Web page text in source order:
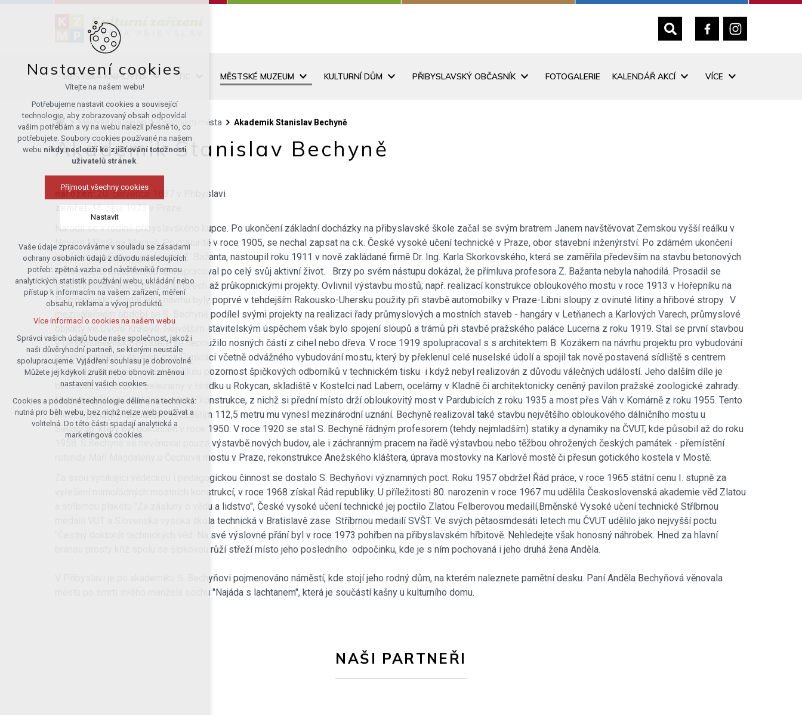
MĚSTSKÁ KNIHOVNA TIC MĚSTSKÉ MUZEUM KULTURNÍ DŮM PŘIBYSLAVSKÝ OBČASNÍK FOTOGALERIE KALENDÁŘ AKCÍ VÍCE
Městské muzeum Osobnosti města Akademik Stanislav Bechyně
Akademik Stanislav Bechyně
narozen:20. července 1887 v Přibyslavi
zemřel:
15. října 1973 v Praze
Narodil se v rodině přibyslavského kupce. Po ukončení základní docházky na přibyslavské škole začal se svým bratrem Janem navštěvovat Zemskou vyšší reálku v
Novém Městě na Moravě. Po maturitě v roce 1905, se nechal zapsat na c.k. České vysoké učení technické v Praze, obor stavební inženýrství. Po zdárném ukončení
studia a na přímluvu profesora Z. Bažanta, nastoupil roku 1911 v nově zakládané firmě Dr. Ing. Karla Skorkovského, která se zaměřila především na stavbu betonových
konstrukcí.S touto firmou spolupracoval po celý svůj aktivní život. Brzy po svém nástupu dokázal, že přímluva profesora Z. Bažanta nebyla nahodilá. Prosadil se
svými vynikajícími, v mnoha směrech až průkopnickými projekty. Ovlivnil výstavbu mostů; např. realizací konstrukce obloukového mostu v roce 1913 v Hořepníku na
Pelhřimovsku. Podle jeho návrhu byly poprvé v tehdejším Rakousko-Uhersku použity při stavbě automobilky v Praze-Libni sloupy z ovinuté litiny a hřibové stropy. V
meziválečném období se S. Bechyně podílel svými projekty na realizaci řady průmyslových a mostních staveb - hangáry v Letňanech a Karlových Varech, průmyslové
objekty ve Dvoře Králové. Největším stavitelským úspěchem však bylo spojení sloupů a trámů při stavbě pražského paláce Lucerna z roku 1919. Stal se první stavbou
v Československu, při které se nepoužilo nosných částí z cihel nebo dřeva. V roce 1919 spolupracoval s s architektem B. Kozákem na návrhu projektu pro vybudování
nového sídliště v Nuslích a na Pankráci včetně odvážného vybudování mostu, který by překlenul celé nuselské údolí a spojil tak nově postavená sídliště s centrem
Prahy. Tento projekt vzbudil velikou pozornost špičkových odborníků v technickém tisku i když nebyl realizován z důvodu válečných událostí. Jeho dalším díle je
betonová konstrukce železárny v Hrádku u Rokycan, skladiště v Kostelci nad Labem, ocelárny v Kladně či architektonicky ceněný pavilon pražské zoologické zahrady.
Nejznámější jsou však jeho mostní konstrukce, z nichž si přední místo drží obloukovitý most v Pardubicích z roku 1935 a most přes Váh v Komárně z roku 1955. Tento
most s plochým obloukem s rozpětím 112,5 metru mu vynesl mezinárodní uznání. Bechyně realizoval také stavbu největšího obloukového dálničního mostu u
Senohrab, který byl dokončen v roce 1950. V roce 1920 se stal S. Bechyně řádným profesorem (tehdy nejmladším) statiky a dynamiky na ČVUT, kde působil až do roku
1958. S.Bechyně se nevěnoval pouze výstavbě nových budov, ale i záchranným pracem na řadě výstavbou nebo těžbou ohrožených českých památek - přemístění
rotundy Máří Magdaleny u Čechova mostu v Praze, rekonstrukce Anežského kláštera, úprava mostovky na Karlově mostě či přesun gotického kostela v Mostě.
Za svou vynikající vědeckou i pedagogickou činnost se dostalo S. Bechyňovi významných poct. Roku 1957 obdržel Řád práce, v roce 1965 státní cenu I. stupně za
vyřešení mimořádných mostních konstrukcí, v roce 1968 získal Řád republiky. U příležitosti 80. narozenin v roce 1967 mu udělila Československá akademie věd Zlatou
a stříbrnou plaketu "Za zásluhy o vědu a lidstvo", České vysoké učení technické jej poctilo Zlatou Felberovou medailí,Brněnské Vysoké učení technické Stříbrnou
medailí VUT a Slovenská vysoká škola technická v Bratislavě zase Stříbrnou medailí SVŠT. Ve svých pětaosmdesáti letech mu ČVUT udělilo jako nejvyšší poctu
"Čestný doktorát technických věd. Na své výslovné přání byl v roce 1973 pohřben na přibyslavském hřbitově. Nehledejte však honosný náhrobek. Hned za hlavní
bránou prostý kříž spolu se šípkovou růží střeží místo jeho posledního odpočinku, kde je s ním pochovaná i jeho druhá žena Anděla.
V Přibyslavi je po akademiku S. Bechyňovi pojmenováno náměstí, kde stojí jeho rodný dům, na kterém naleznete pamětní desku. Paní Anděla Bechyňová věnovala
městu po smrti svého manžela sochu "Najáda s lachtanem", která je součástí kašny u kulturního domu.
NAŠI PARTNEŘI
Nastavení cookies
Vítejte na našem webu!
Potřebujeme nastavit cookies a související
technologie, aby zobrazovaný obsah odpovídal
vašim potřebám a vy na webu nalezli přesně to, co
potřebujete. Soubory cookies používané na našem
webu nikdy neslouží ke zjišťování totožnosti
uživatelů stránek.
Přijmout všechny cookies
Nastavit
Technická cookies
nutná pro provozování webu
udržení kontextu stránek (session):
případná přihlášení, volby jazyka, apod.
Volitelná cookies
analytická pro anonymizované
vyhodnocení návštěvnosti
marketingová cookies (Google)
Více informací o cookies na našem webu
Přijmout všechny cookies
Odmítnout vše
Vaše údaje zpracováváme v souladu se zásadami
ochrany osobních údajů z důvodu následujících
potřeb: zpětná vazba od návštěvníků formou
analytických statistik používání webu, ukládání nebo
přístup k informacím na vašem zařízení, měření
obsahu, reklama a vývoj produktů.
Více informací o cookies na našem webu
Správci vašich údajů bude naše společnost, jakož i
naši důvěryhodní partneři, se kterými neustále
spolupracujeme. Vyjádření souhlasu je dobrovolné.
Můžete jej kdykoli zrušit nebo obnovit změnou
nastavení vašich cookies.
Cookies a podobné technologie dělíme na technická:
nutná pro běh webu, bez nichž nelze web používat a
volitelná. Do této části spadají analytická a
marketingová cookies.